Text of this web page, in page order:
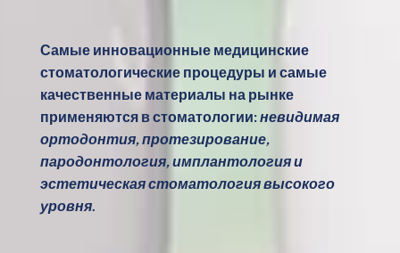
Самые инновационные медицинские
стоматологические процедуры и самые
качественные материалы на рынке
применяются в стоматологии:невидимая
ортодонтия, протезирование,
пародонтология, имплантология и
эстетическая стоматология высокого
уровня.